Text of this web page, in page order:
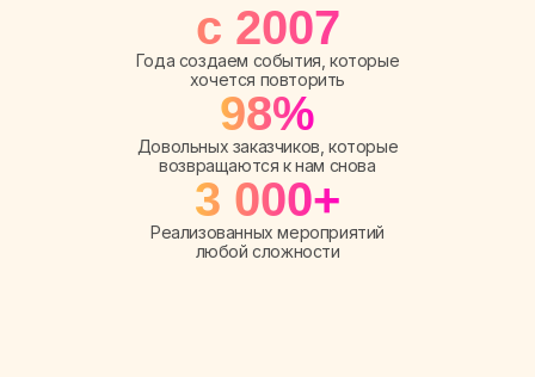
c 2007
Года создаем события, которые
хочется повторить
98%
Довольных заказчиков, которые
возвращаются к нам снова
3 000+
Реализованных мероприятий
любой сложности